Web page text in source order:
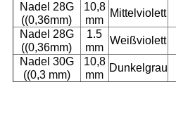
Nadel 28G
((0,36mm)
10,8
mm
Mittelviolett
Nadel 28G
((0,36mm)
1.5
mm
Weißviolett
Nadel 30G
((0,3 mm)
10,8
mm
Dunkelgrau